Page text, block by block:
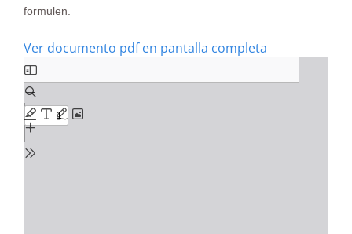
formulen.
Ver documento pdf en pantalla completa